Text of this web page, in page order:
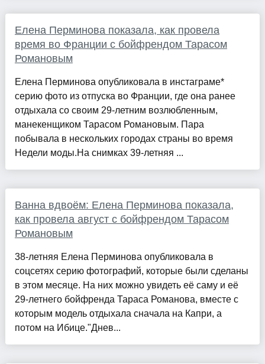
Елена Перминова показала, как провела
время во Франции с бойфрендом Тарасом
Романовым
Елена Перминова опубликовала в инстаграме*
серию фото из отпуска во Франции, где она ранее
отдыхала со своим 29-летним возлюбленным,
манекенщиком Тарасом Романовым. Пара
побывала в нескольких городах страны во время
Недели моды.На снимках 39-летняя ...
Ванна вдвоём: Елена Перминова показала,
как провела август с бойфрендом Тарасом
Романовым
38-летняя Елена Перминова опубликовала в
соцсетях серию фотографий, которые были сделаны
в этом месяце. На них можно увидеть её саму и её
29-летнего бойфренда Тараса Романова, вместе с
которым модель отдыхала сначала на Капри, а
потом на Ибице."Днев...